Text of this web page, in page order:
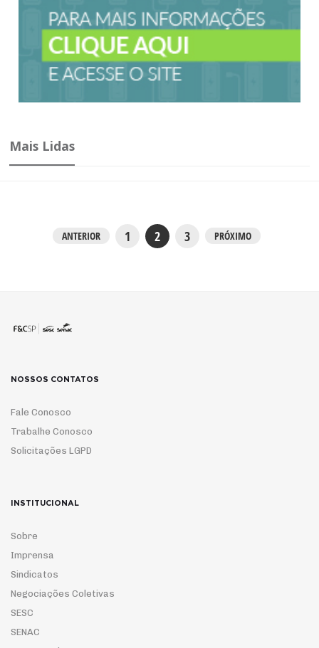
Mais Lidas
ANTERIOR 1 2 3 PRÓXIMO
NOSSOS CONTATOS
Fale Conosco
Trabalhe Conosco
Solicitações LGPD
INSTITUCIONAL
Sobre
Imprensa
Sindicatos
Negociações Coletivas
SESC
SENAC